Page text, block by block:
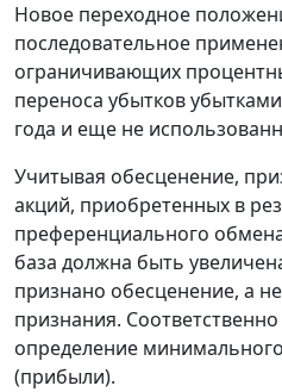
Новое переходное
последовательное
ограничивающих
переноса убытков
года и еще не
Учитывая обесценение,
акций, приобретенных в
преференциального
база должна быть
признано обесценение, а
признания.
определение
(прибыли).